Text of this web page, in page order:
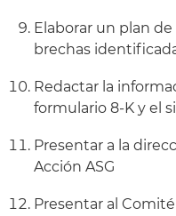
Elaborar un plan de
brechas
Redactar la
formulario 8-K y el
Presentar a la
Acción ASG
Presentar al